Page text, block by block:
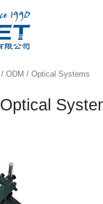
/ODM / Optical Systems
Optical